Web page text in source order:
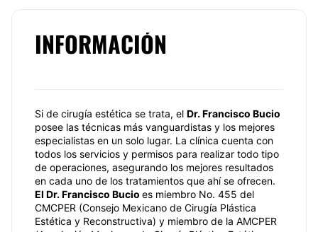
INFORMACIÓN
Si de cirugía estética se trata, el Dr. Francisco Bucio
posee las técnicas más vanguardistas y los mejores
especialistas en un solo lugar. La clínica cuenta con
todos los servicios y permisos para realizar todo tipo
de operaciones, asegurando los mejores resultados
en cada uno de los tratamientos que ahí se ofrecen.
El Dr. Francisco Bucio es miembro No. 455 del
CMCPER (Consejo Mexicano de Cirugía Plástica
Estética y Reconstructiva) y miembro de la AMCPER